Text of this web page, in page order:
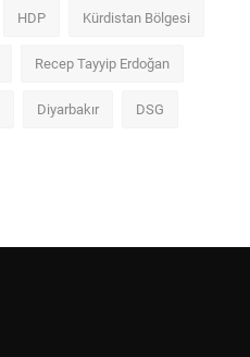
HDP Kürdistan Bölgesi
Recep Tayyip Erdoğan
Diyarbakır DSG